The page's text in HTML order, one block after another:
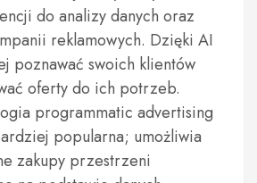
do analizy danych oraz
reklamowych. Dzięki AI
poznawać swoich klientów
oferty do ich potrzeb.
programmatic advertising
popularna; umożliwia
zakupy przestrzeni